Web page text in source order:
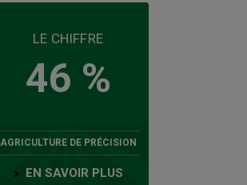
LE CHIFFRE
46 %
AGRICULTURE DE PRÉCISION
EN SAVOIR PLUS